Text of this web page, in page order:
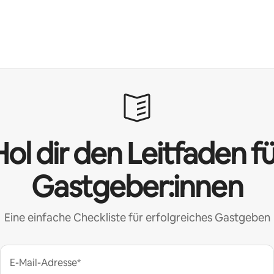
dir den Leitfaden
Gastgeber:innen
Eine einfache Checkliste für erfolgreiches Gastgeben
E-Mail-Adresse*